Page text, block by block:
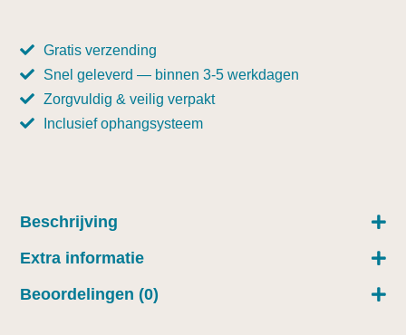
Gratis verzending
Snel geleverd — binnen 3-5 werkdagen
Zorgvuldig & veilig verpakt
Inclusief ophangsysteem
Beschrijving
Extra informatie
Beoordelingen (0)